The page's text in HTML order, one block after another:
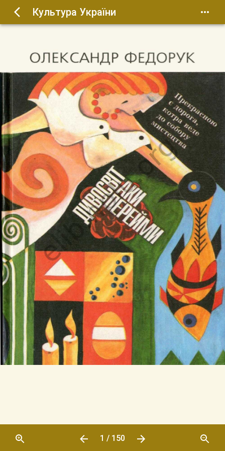
Культура України
1 / 150